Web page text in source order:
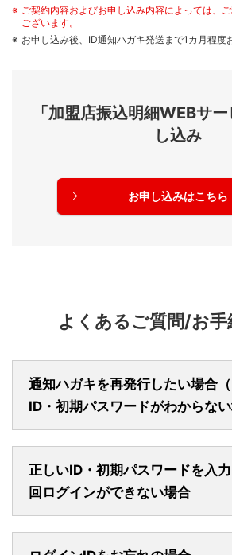
ご契約内容およびお申し込み内容によっては、
ございます。
お申し込み後、ID通知ハガキ発送まで1カ月程度
「加盟店振込明細WEBサ
し込み
お申し込みはこちら
よくあるご質問/お手
通知ハガキを再発行したい場合
ID・初期パスワードがわからない
正しいID・初期パスワードを入
回ログインができない場合